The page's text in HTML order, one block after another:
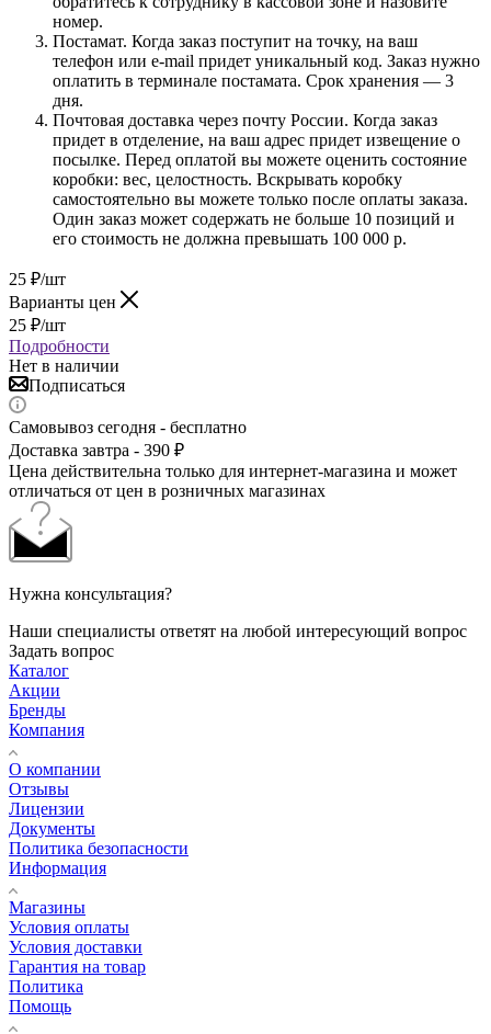
номер.
Постамат. Когда заказ поступит на точку, на ваш
телефон или e-mail придет уникальный код. Заказ нужно
оплатить в терминале постамата. Срок хранения — 3
дня.
Почтовая доставка через почту России. Когда заказ
придет в отделение, на ваш адрес придет извещение о
посылке. Перед оплатой вы можете оценить состояние
коробки: вес, целостность. Вскрывать коробку
самостоятельно вы можете только после оплаты заказа.
Один заказ может содержать не больше 10 позиций и
его стоимость не должна превышать 100 000 р.
25 ₽/шт
Варианты цен
25 ₽/шт
Подробности
Нет в наличии
Подписаться
Самовывоз сегодня - бесплатно
Доставка завтра - 390 ₽
Цена действительна только для интернет-магазина и может
отличаться от цен в розничных магазинах
Нужна консультация?
Наши специалисты ответят на любой интересующий вопрос
Задать вопрос
Каталог
Акции
Бренды
Компания
О компании
Отзывы
Лицензии
Документы
Политика безопасности
Информация
Магазины
Условия оплаты
Условия доставки
Гарантия на товар
Политика
Помощь